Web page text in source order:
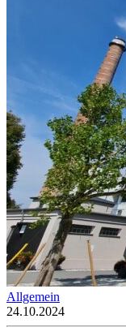
Allgemein
24.10.2024